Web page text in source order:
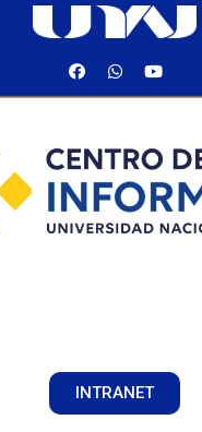
INTRANET